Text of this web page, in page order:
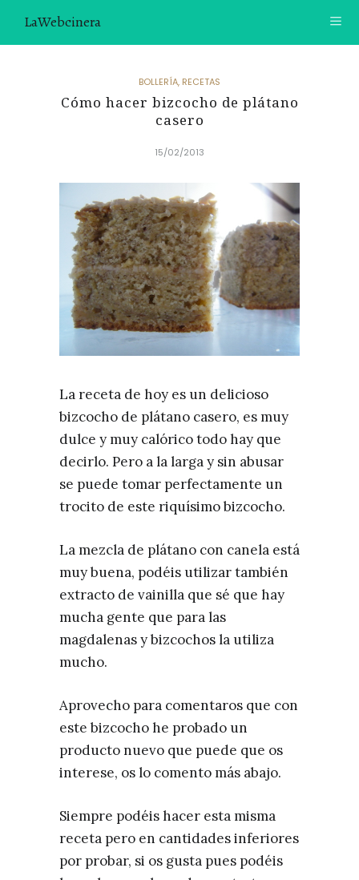
LaWebcinera
VIDEORECETAS
SOBRE MÍ
¿TE GUSTARÍA UNIRTE A NUESTRA AVENTURA GASTRON
ÚNETE A LA NEWSLETTER
RECOMENDACIONES
BOLLERÍA, RECETAS
Cómo hacer bizcocho de plátano
casero
15/02/2013
La receta de hoy es un delicioso
bizcocho de plátano casero, es muy
dulce y muy calórico todo hay que
decirlo. Pero a la larga y sin abusar
se puede tomar perfectamente un
trocito de este riquísimo bizcocho.
La mezcla de plátano con canela está
muy buena, podéis utilizar también
extracto de vainilla que sé que hay
mucha gente que para las
magdalenas y bizcochos la utiliza
mucho.
Aprovecho para comentaros que con
este bizcocho he probado un
producto nuevo que puede que os
interese, os lo comento más abajo.
Siempre podéis hacer esta misma
receta pero en cantidades inferiores
por probar, si os gusta pues podéis